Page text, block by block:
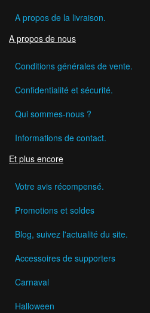
A propos de la livraison.
A propos de nous
Conditions générales de vente.
Confidentialité et sécurité.
Qui sommes-nous ?
Informations de contact.
Et plus encore
Votre avis récompensé.
Promotions et soldes
Blog, suivez l'actualité du site.
Accessoires de supporters
Carnaval
Halloween